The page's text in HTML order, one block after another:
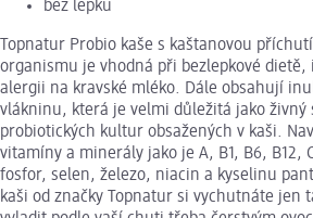
bez lepku
Topnatur Probio kaše s kaštanovou
organismu je vhodná při bezlepkové
alergii na kravské mléko. Dále obsahují
vlákninu, která je velmi důležitá jako
probiotických kultur obsažených v kaši.
vitamíny a minerály jako je A, B1, B6, B12,
fosfor, selen, železo, niacin a kyselinu
kaši od značky Topnatur si vychutnáte jen